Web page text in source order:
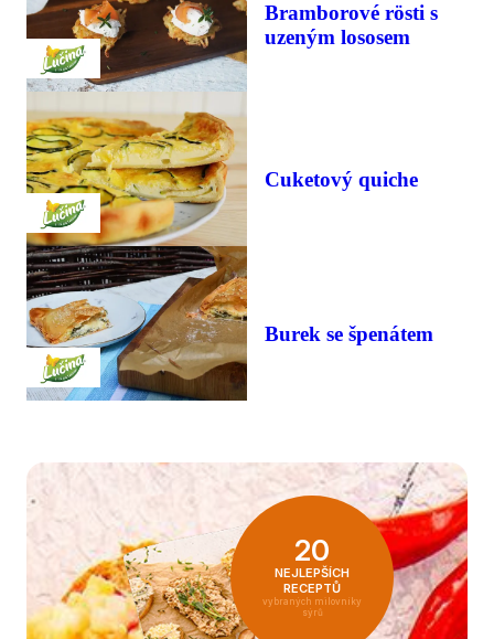
Bramborové rösti s
uzeným lososem
Cuketový quiche
Burek se špenátem
20
NEJLEPŠÍCH
RECEPTŮ
vybraných milovníky
sýrů